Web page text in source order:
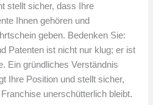
stellt sicher, dass Ihre
Ihnen gehören und
geben. Bedenken Sie:
Patenten ist nicht nur klug; er ist
Ein gründliches Verständnis
Ihre Position und stellt sicher,
unerschütterlich bleibt.